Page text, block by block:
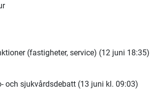
(fastigheter, service) (12 juni 18:35)
och sjukvårdsdebatt (13 juni kl. 09:03)